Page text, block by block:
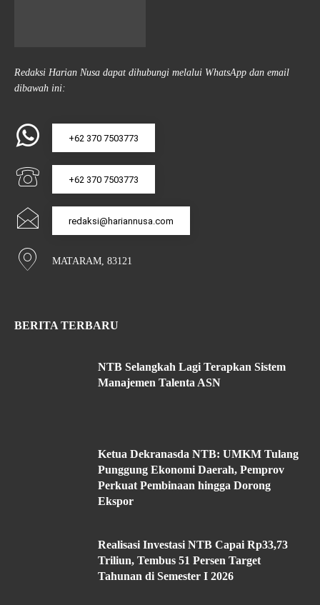
Redaksi Harian Nusa dapat dihubungi melalui WhatsApp dan email
dibawah ini:
+62 370 7503773
+62 370 7503773
redaksi@hariannusa.com
MATARAM, 83121
BERITA TERBARU
NTB Selangkah Lagi Terapkan Sistem
Manajemen Talenta ASN
Ketua Dekranasda NTB: UMKM Tulang
Punggung Ekonomi Daerah, Pemprov
Perkuat Pembinaan hingga Dorong
Ekspor
Realisasi Investasi NTB Capai Rp33,73
Triliun, Tembus 51 Persen Target
Tahunan di Semester I 2026